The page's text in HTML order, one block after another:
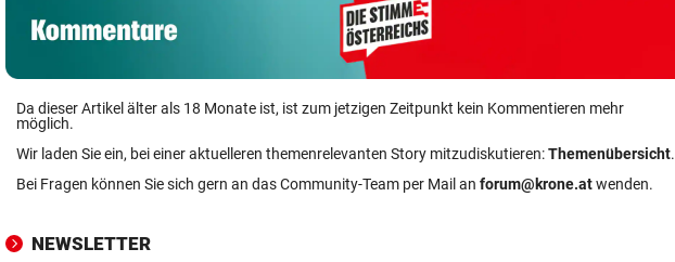
Da dieser Artikel älter als 18 Monate ist, ist zum jetzigen Zeitpunkt kein Kommentieren mehr
möglich.
Wir laden Sie ein, bei einer aktuelleren themenrelevanten Story mitzudiskutieren:Themenübersicht.
Bei Fragen können Sie sich gern an das Community-Team per Mail an forum@krone.atwenden.
NEWSLETTER